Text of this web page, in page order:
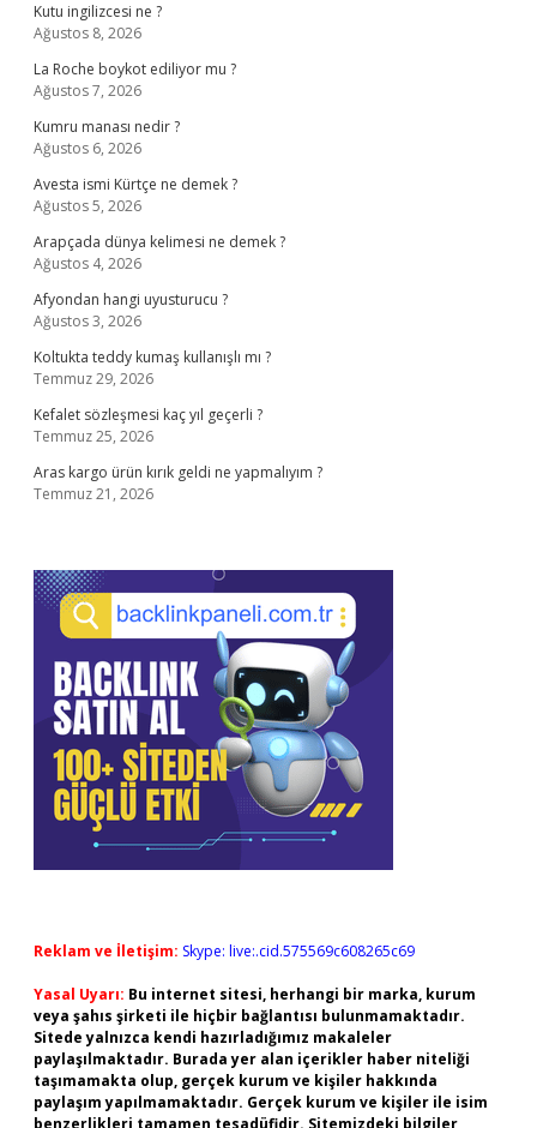
Kutu ingilizcesi ne ?
Ağustos 8, 2026
La Roche boykot ediliyor mu ?
Ağustos 7, 2026
Kumru manası nedir ?
Ağustos 6, 2026
Avesta ismi Kürtçe ne demek ?
Ağustos 5, 2026
Arapçada dünya kelimesi ne demek ?
Ağustos 4, 2026
Afyondan hangi uyusturucu ?
Ağustos 3, 2026
Koltukta teddy kumaş kullanışlı mı ?
Temmuz 29, 2026
Kefalet sözleşmesi kaç yıl geçerli ?
Temmuz 25, 2026
Aras kargo ürün kırık geldi ne yapmalıyım ?
Temmuz 21, 2026
Reklam ve İletişim: Skype: live:.cid.575569c608265c69
Yasal Uyarı: Bu internet sitesi, herhangi bir marka, kurum
veya şahıs şirketi ile hiçbir bağlantısı bulunmamaktadır.
Sitede yalnızca kendi hazırladığımız makaleler
paylaşılmaktadır. Burada yer alan içerikler haber niteliği
taşımamakta olup, gerçek kurum ve kişiler hakkında
paylaşım yapılmamaktadır. Gerçek kurum ve kişiler ile isim
benzerlikleri tamamen tesadüfidir. Sitemizdeki bilgiler